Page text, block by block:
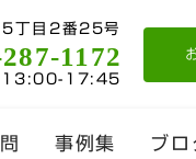
5丁目2番25号
1172
17:45
事例集 ブロ